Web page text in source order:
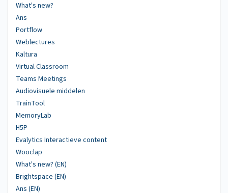
What's new?
Ans
Portflow
Weblectures
Kaltura
Virtual Classroom
Teams Meetings
Audiovisuele middelen
TrainTool
MemoryLab
H5P
Evalytics Interactieve content
Wooclap
What's new? (EN)
Brightspace (EN)
Ans (EN)